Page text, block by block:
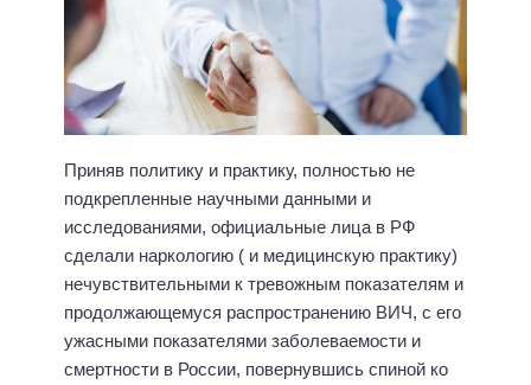
Приняв политику и практику, полностью не
подкрепленные научными данными и
исследованиями, официальные лица в РФ
сделали наркологию ( и медицинскую практику)
нечувствительными к тревожным показателям и
продолжающемуся распространению ВИЧ, с его
ужасными показателями заболеваемости и
смертности в России, повернувшись спиной ко